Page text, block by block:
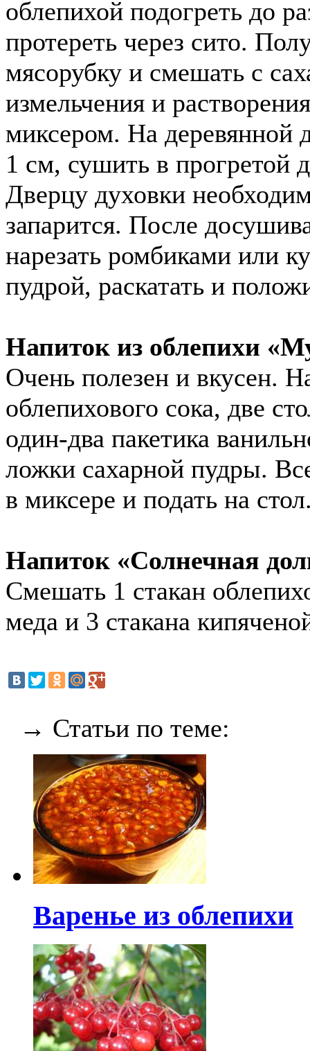
облепихой подогреть до
протереть через сито.
мясорубку и смешать с
измельчения и
миксером. На деревянной
1 см, сушить в прогретой
Дверцу духовки
запарится. После
нарезать ромбиками или
пудрой, раскатать и
Напиток из облепихи
Очень полезен и вкусен.
облепихового сока, две
один-два пакетика
ложки сахарной пудры.
в миксере и подать на
Напиток «Солнечная
Смешать 1 стакан
меда и 3 стакана
→ Статьи по теме:
Варенье из облепихи